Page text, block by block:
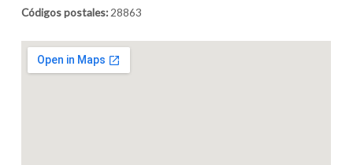
Códigos postales: 28863